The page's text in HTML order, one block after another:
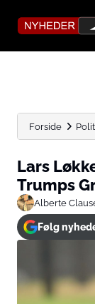
Forside
Lars
Trumps
Alberte
Følg